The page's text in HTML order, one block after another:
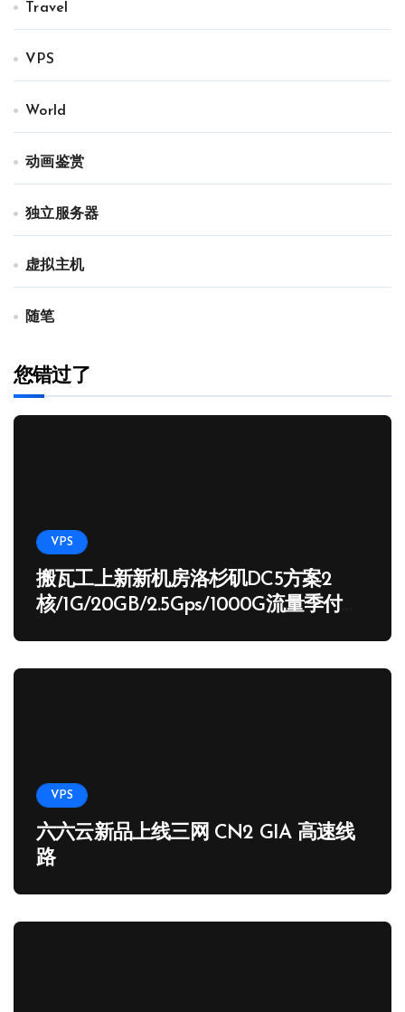
Travel
VPS
World
动画鉴赏
独立服务器
虚拟主机
随笔
您错过了
VPS
搬瓦工上新新机房洛杉矶DC5方案2
核/1G/20GB/2.5Gps/1000G流量季付
VPS
六六云新品上线三网 CN2 GIA 高速线
路